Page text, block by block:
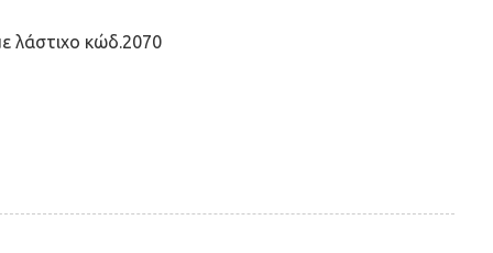
λάστιχο κώδ.2070